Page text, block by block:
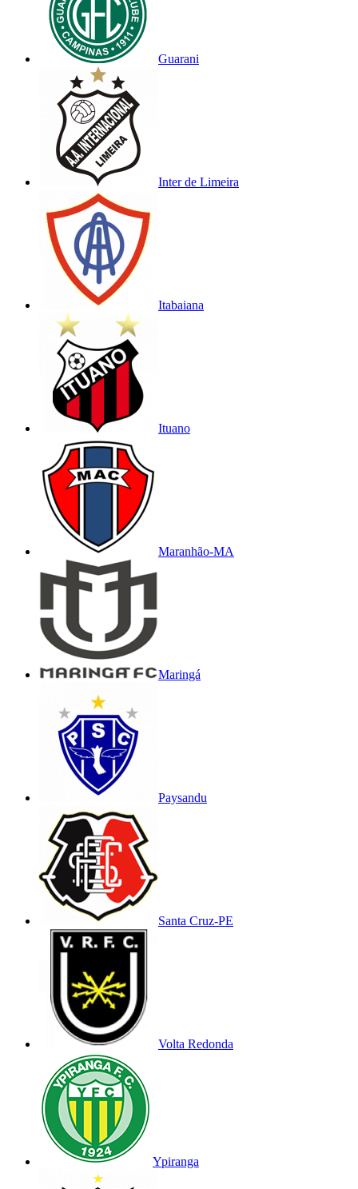
Guarani
Inter de Limeira
Itabaiana
Ituano
Maranhão-MA
Maringá
Paysandu
Santa Cruz-PE
Volta Redonda
Ypiranga